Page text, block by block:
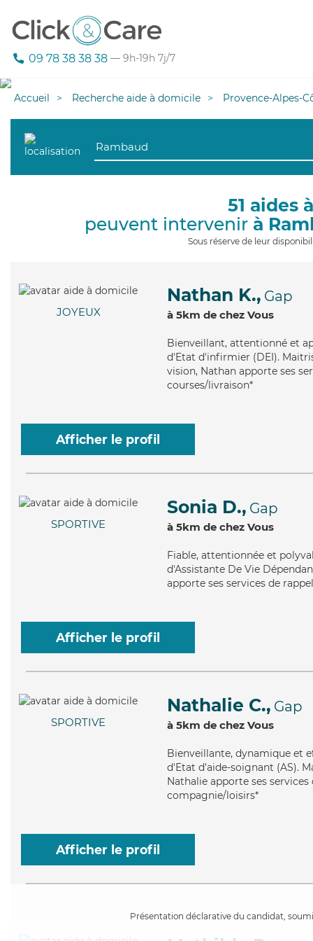
09 78 38 38 38 — 9h-19h 7j/7
Accueil Recherche aide à domicile Provence-Alpes-
51 aides
peuvent intervenir à
Sous réserve de leur
JOYEUX
Nathan K., Gap
à 5km de chez Vous
Bienveillant, attentionné et
d'Etat d'infirmier (DEI).
vision, Nathan apporte ses
courses/livraison*
Afficher le profil
SPORTIVE
Sonia D., Gap
à 5km de chez Vous
Fiable, attentionnée et
d'Assistante De Vie
apporte ses services de
Afficher le profil
SPORTIVE
Nathalie C., Gap
à 5km de chez Vous
Bienveillante, dynamique et
d'Etat d'aide-soignant (AS).
Nathalie apporte ses
compagnie/loisirs*
Afficher le profil
Présentation déclarative du candidat,